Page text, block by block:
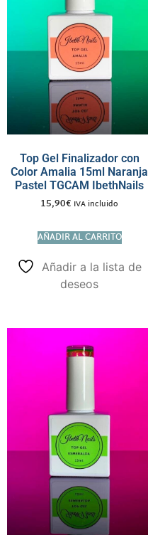
Top Gel Finalizador con
Color Amalia 15ml Naranja
Pastel TGCAM IbethNails
15,90€ IVA incluido
AÑADIR AL CARRITO
Añadir a la lista de
deseos